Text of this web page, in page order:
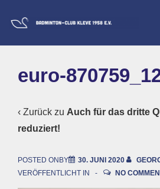
Zum
Navigation
euro-
‹ Zurück zu Auch für das dritte
reduziert!
POSTED ONBY 30. JUNI 2020
VERÖFFENTLICHT IN
NO